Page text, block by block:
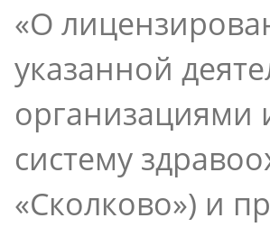
«О
указанной
организациями
систему
«Сколково») и